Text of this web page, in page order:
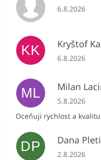
Hodnocení
6.8.2026
KK Kryštof
Hodnocení
6.8.2026
ML Milan
Hodnocení
5.8.2026
Oceňuji rychlost a
DP Dana
Hodnocení
2.8.2026